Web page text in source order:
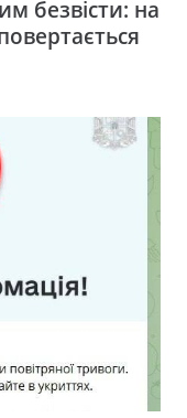
безвісти: на